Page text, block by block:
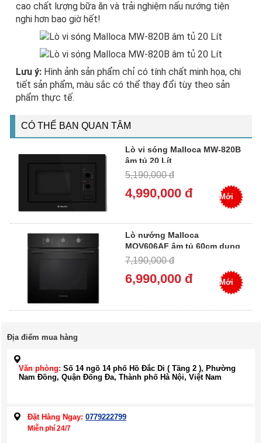
cao chất lượng bữa ăn và trải nghiệm nấu nướng tiện
nghi hơn bao giờ hết!
Lưu ý: Hình ảnh sản phẩm chỉ có tính chất minh họa, chi
tiết sản phẩm, màu sắc có thể thay đổi tùy theo sản
phẩm thực tế.
CÓ THỂ BẠN QUAN TÂM
Lò vi sóng Malloca MW-820B
âm tủ 20 Lít
5,190,000 đ
4,990,000 đ Mới
Lò nướng Malloca
MOV606AF âm tủ 60cm dung
tích 60 Lít
7,190,000 đ
6,990,000 đ Mới
Địa điểm mua hàng
Văn phòng: Số 14 ngõ 14 phố Hồ Đắc Di ( Tầng 2 ), Phường
Nam Đồng, Quận Đống Đa, Thành phố Hà Nội, Việt Nam
Đặt Hàng Ngay: 0779222799
Miễn phí 24/7